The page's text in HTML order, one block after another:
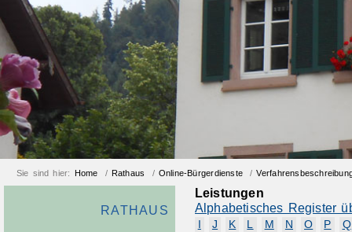
Sie sind hier: Home / Rathaus / Online-Bürgerdienste /
RATHAUS
Leistungen
Alphabetisches Register
J K L M N O P Q